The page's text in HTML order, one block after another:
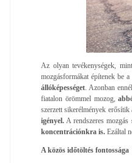
Az olyan tevékenységek,
mozgásformákat építenek be a
állóképességet . Azonban
fiatalon örömmel mozog,
szerzett sikerélmények
igényel. A rendszeres mozgás
koncentrációnkra is. Ezáltal
A közös időtöltés fontossága